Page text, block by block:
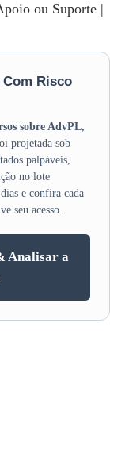
ou Suporte |
Risco
sobre AdvPL,
projetada sob
palpáveis,
no lote
e confira cada
seu acesso.
Analisar a